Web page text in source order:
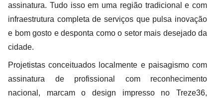
assinatura. Tudo isso em uma região tradicional e com
infraestrutura completa de serviços que pulsa inovação
e bom gosto e desponta como o setor mais desejado da
cidade.
Projetistas conceituados localmente e paisagismo com
assinatura de profissional com reconhecimento
nacional, marcam o design impresso no Treze36,